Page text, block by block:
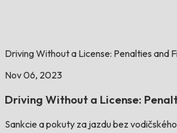
Driving Without a License: Penalties and
Nov 06, 2023
Driving Without a License:
Sankcie a pokuty za jazdu bez